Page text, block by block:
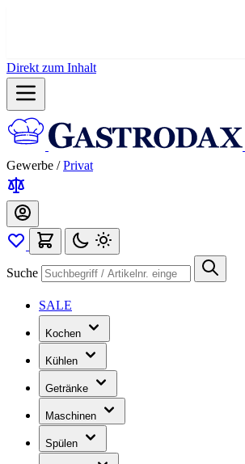
Direkt zum Inhalt
Gewerbe / Privat
Suche
SALE
Kochen
Kühlen
Getränke
Maschinen
Spülen